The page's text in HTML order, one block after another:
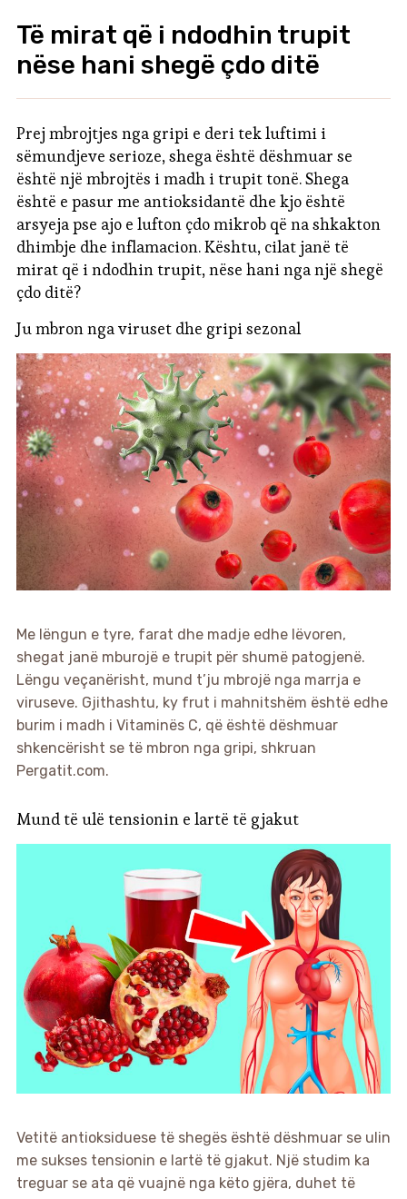
Të mirat që i ndodhin trupit
nëse hani shegë çdo ditë
Prej mbrojtjes nga gripi e deri tek luftimi i
sëmundjeve serioze, shega është dëshmuar se
është një mbrojtës i madh i trupit tonë. Shega
është e pasur me antioksidantë dhe kjo është
arsyeja pse ajo e lufton çdo mikrob që na shkakton
dhimbje dhe inflamacion. Kështu, cilat janë të
mirat që i ndodhin trupit, nëse hani nga një shegë
çdo ditë?
Ju mbron nga viruset dhe gripi sezonal
Me lëngun e tyre, farat dhe madje edhe lëvoren,
shegat janë mburojë e trupit për shumë patogjenë.
Lëngu veçanërisht, mund t’ju mbrojë nga marrja e
viruseve. Gjithashtu, ky frut i mahnitshëm është edhe
burim i madh i Vitaminës C, që është dëshmuar
shkencërisht se të mbron nga gripi, shkruan
Pergatit.com.
Mund të ulë tensionin e lartë të gjakut
Vetitë antioksiduese të shegës është dëshmuar se ulin
me sukses tensionin e lartë të gjakut. Një studim ka
treguar se ata që vuajnë nga këto gjëra, duhet të